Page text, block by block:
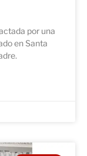
por una
en Santa